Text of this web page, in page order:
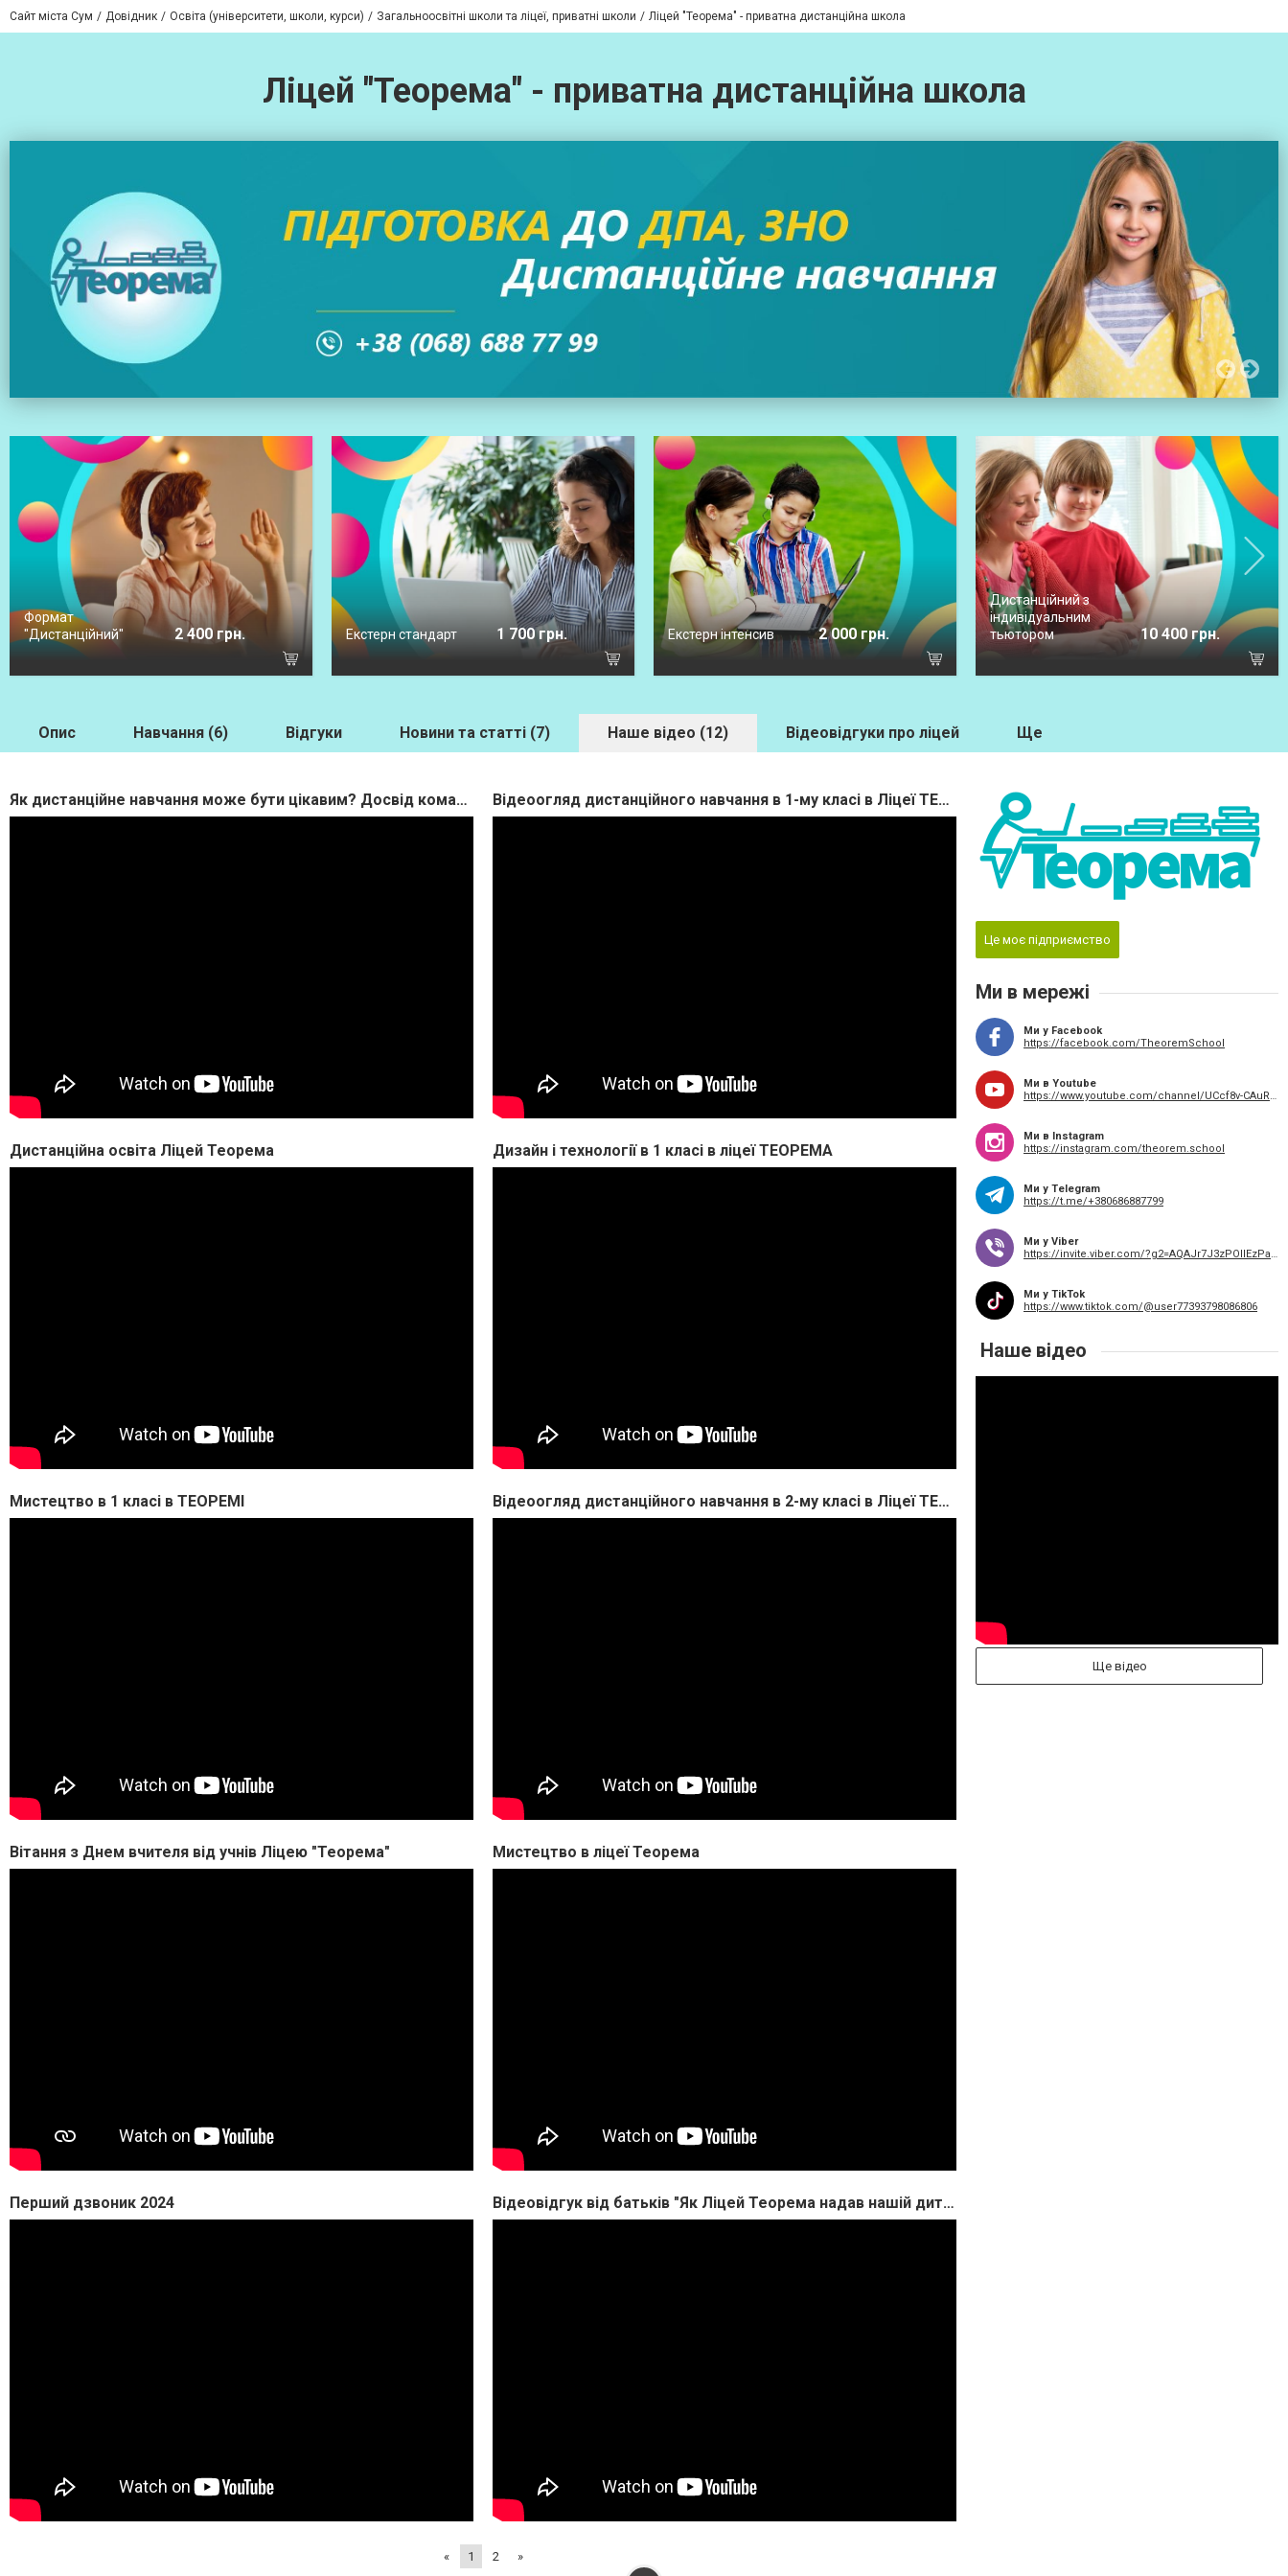
Сайт міста Сум Довідник Освіта (університети, школи, курси) Загальноосвітні школи та ліцеї, приватні школи Ліцей "Теорема" - приватна дистанційна школа
Ліцей "Теорема" - приватна дистанційна школа
Формат
"Дистанційний"
2 400 грн. Екстерн стандарт 1 700 грн. Екстерн інтенсив 2 000 грн.
Дистанційний з
індивідуальним
тьютором
10 400 грн.
Опис Навчання (6) Відгуки Новини та статті (7) Наше відео (12) Відеовідгуки про ліцей Ще
Як дистанційне навчання може бути цікавим? Досвід команди ліцею "Теорема" Відеоогляд дистанційного навчання в 1-му класі в Ліцеї ТЕОРЕМА
Дистанційна освіта Ліцей Теорема Дизайн і технології в 1 класі в ліцеї ТЕОРЕМА
Мистецтво в 1 класі в ТЕОРЕМІ Відеоогляд дистанційного навчання в 2-му класі в Ліцеї ТЕОРЕМА
Вітання з Днем вчителя від учнів Ліцею "Теорема" Мистецтво в ліцеї Теорема
Перший дзвоник 2024 Відеовідгук від батьків "Як Ліцей Теорема надав нашій дитині чудовий досвід здобуття знань"
« 1 2 »
Це моє підприємство
Ми в мережі
Ми у Facebook
https://facebook.com/TheoremSchool
Ми в Youtube
https://www.youtube.com/channel/UCcf8v-CAuRgxuFeE0cRpdPw
Ми в Instagram
https://instagram.com/theorem.school
Ми у Telegram
https://t.me/+380686887799
Ми у Viber
https://invite.viber.com/?g2=AQAJr7J3zPOllEzPa7hYMFQ44nO%2FmqVmsDStClPW2Y3W7ww2tgDE2vjBZqJqFVGY
Ми у TikTok
https://www.tiktok.com/@user77393798086806
Наше відео
Ще відео